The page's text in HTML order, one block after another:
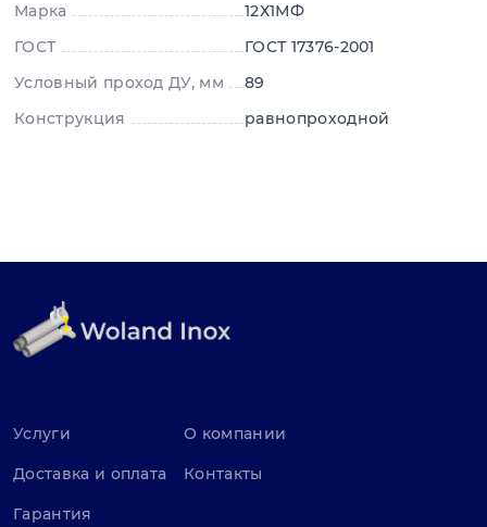
Марка
12Х1МФ
ГОСТ
ГОСТ 17376-2001
Условный проход ДУ, мм
89
Конструкция
равнопроходной
Услуги
Доставка и оплата
Гарантия
О компании
Контакты